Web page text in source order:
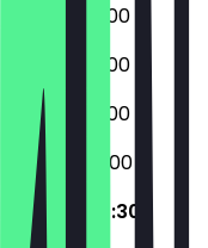
09:00 - 02:00
09:00 - 02:00
09:00 - 03:00
09:00 - 04:00
09:00 - 03:30